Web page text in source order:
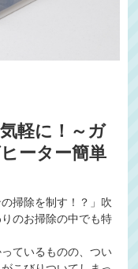
軽に！～ガ
ーター簡単
掃除を制す！？」吹
のお掃除の中でも特
ているものの、つい